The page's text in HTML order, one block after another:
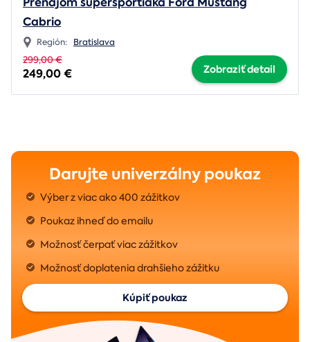
Cabrio
Región: Bratislava
299,00 €
249,00 € Zobraziť detail
Darujte univerzálny poukaz
Výber z viac ako 400 zážitkov
Poukaz ihneď do emailu
Možnosť čerpať viac zážitkov
Možnosť doplatenia drahšieho zážitku
Kúpiť poukaz